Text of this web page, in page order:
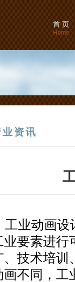
首 页
Home
业资讯
工业动画设
业要素进行
、技术培训
画不同，工